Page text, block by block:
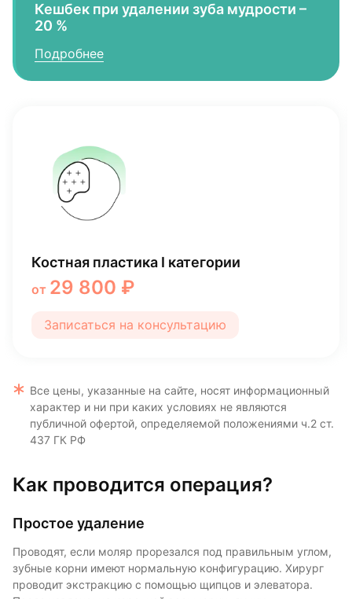
Кешбек при удалении зуба мудрости –
20 %
Подробнее
Удаление коренного зуба
от 3 770 ₽
Записаться на консультацию
Все цены, указанные на сайте, носят информационный
характер и ни при каких условиях не являются
публичной офертой, определяемой положениями ч.2 ст.
437 ГК РФ
Как проводится операция?
Простое удаление
Проводят, если моляр прорезался под правильным углом,
зубные корни имеют нормальную конфигурацию. Хирург
проводит экстракцию с помощью щипцов и элеватора.